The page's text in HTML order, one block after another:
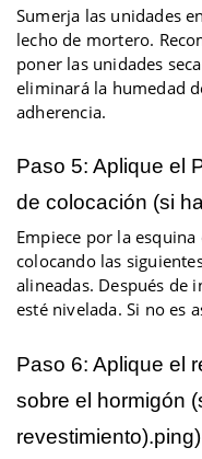
Sumerja las unidades
lecho de mortero.
poner las unidades
eliminará la humedad
adherencia.
Paso 5: Aplique el
de colocación (si
Empiece por la
colocando las
alineadas. Después de
esté nivelada. Si no es
Paso 6: Aplique el
sobre el hormigón
revestimiento).ping)